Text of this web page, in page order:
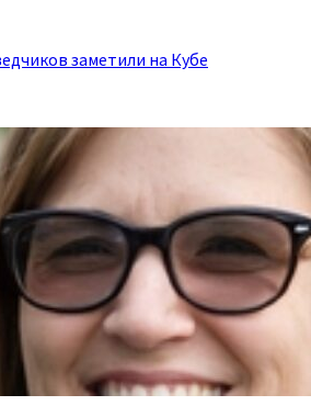
заметили на Кубе